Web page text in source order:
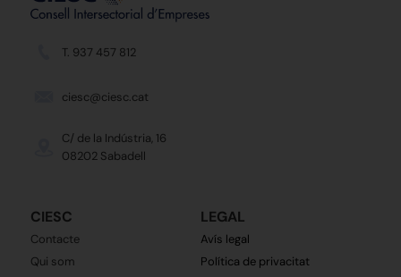
T. 937 457 812
ciesc@ciesc.cat
C/ de la Indústria, 16
08202 Sabadell
CIESC
Contacte
Qui som
LEGAL
Avís legal
Política de privacitat